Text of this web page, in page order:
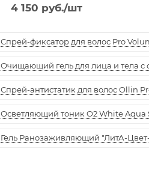
4 150 руб./шт
Спрей-фиксатор для волос Pro
Очищающий гель для лица и тела с
Спрей-антистатик для волос Ollin
Осветляющий тоник O2 White Aqua
Гель Ранозаживляющий "ЛитА-